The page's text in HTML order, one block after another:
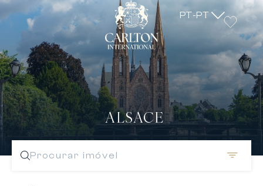
PT-PT
Procurar imóvel
ALSACE